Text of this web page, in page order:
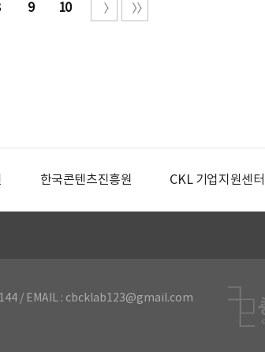
9 10
한국콘텐츠진흥원 CKL 기업지원센터
/ EMAIL : cbcklab123@gmail.com